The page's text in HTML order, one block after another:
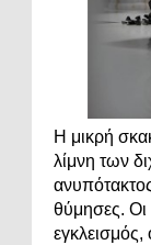
Η μικρή
λίμνη των
θύμησες. Οι